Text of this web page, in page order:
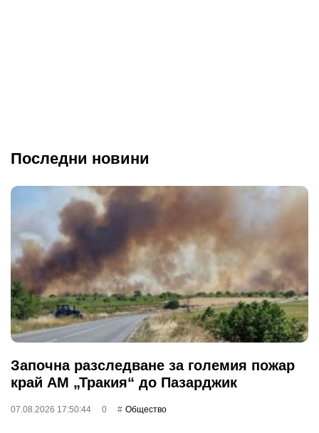
Последни новини
Започна разследване за големия пожар
край АМ „Тракия“ до Пазарджик
07.08.2026 17:50:44 0 Общество